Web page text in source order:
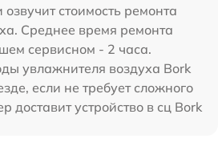
стоимость ремонта
Среднее время ремонта
сервисном - 2 часа.
увлажнителя воздуха Bork
если не требует сложного
доставит устройство в сц Bork